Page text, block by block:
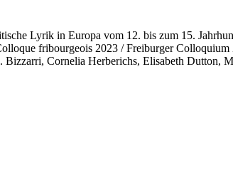
Lyrik in Europa vom 12. bis zum 15.
fribourgeois 2023 / Freiburger
Cornelia Herberichs, Elisabeth Dutton,